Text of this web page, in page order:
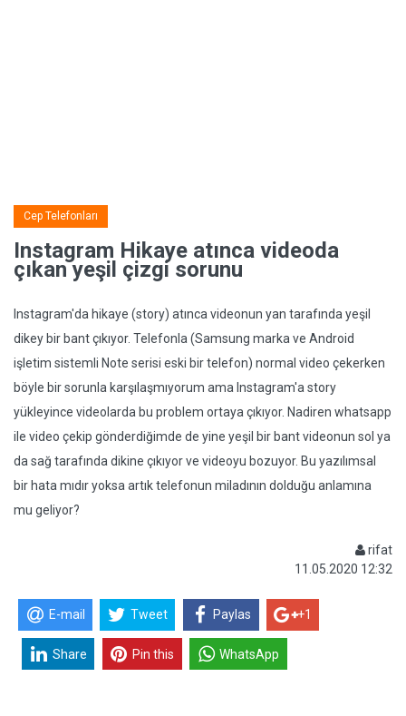
Cep Telefonları
Instagram Hikaye atınca videoda
çıkan yeşil çizgi sorunu
Instagram'da hikaye (story) atınca videonun yan tarafında yeşil
dikey bir bant çıkıyor. Telefonla (Samsung marka ve Android
işletim sistemli Note serisi eski bir telefon) normal video çekerken
böyle bir sorunla karşılaşmıyorum ama Instagram'a story
yükleyince videolarda bu problem ortaya çıkıyor. Nadiren whatsapp
ile video çekip gönderdiğimde de yine yeşil bir bant videonun sol ya
da sağ tarafında dikine çıkıyor ve videoyu bozuyor. Bu yazılımsal
bir hata mıdır yoksa artık telefonun miladının dolduğu anlamına
mu geliyor?
rifat
11.05.2020 12:32
E-mail Tweet Paylas +1
Share Pin this WhatsApp